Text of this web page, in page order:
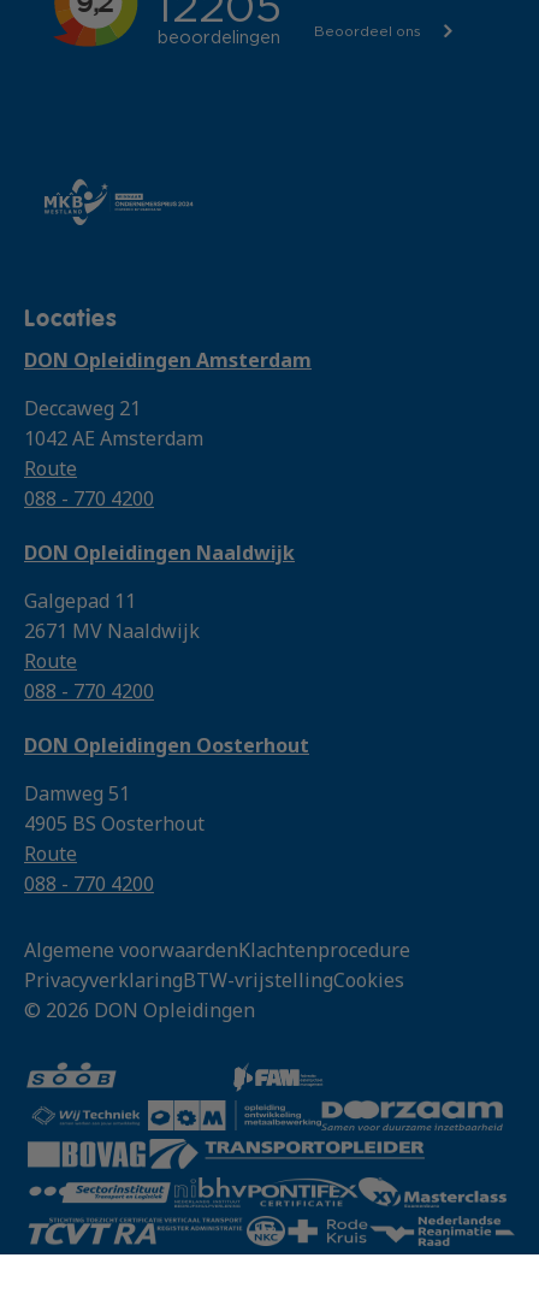
Locaties
DON Opleidingen Amsterdam
Deccaweg 21
1042 AE Amsterdam
Route
088 - 770 4200
DON Opleidingen Naaldwijk
Galgepad 11
2671 MV Naaldwijk
Route
088 - 770 4200
DON Opleidingen Oosterhout
Damweg 51
4905 BS Oosterhout
Route
088 - 770 4200
© 2026 DON Opleidingen
Algemene voorwaardenKlachtenprocedure
PrivacyverklaringBTW-vrijstellingCookies